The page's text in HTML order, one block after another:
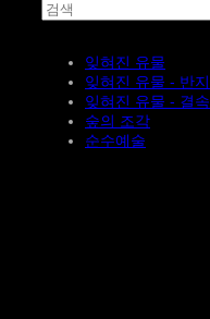
잊혀진 유물
잊혀진 유물 - 반지
잊혀진 유물 - 결속
숲의 조각
순수예술